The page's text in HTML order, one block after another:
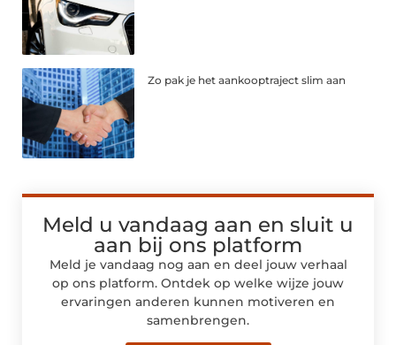
Zo pak je het aankooptraject slim aan
Meld u vandaag aan en sluit u
aan bij ons platform
Meld je vandaag nog aan en deel jouw verhaal
op ons platform. Ontdek op welke wijze jouw
ervaringen anderen kunnen motiveren en
samenbrengen.